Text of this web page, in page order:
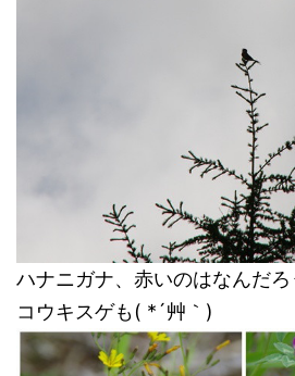
ハナニガナ、赤いのはなんだ
コウキスゲも( *´艸｀)